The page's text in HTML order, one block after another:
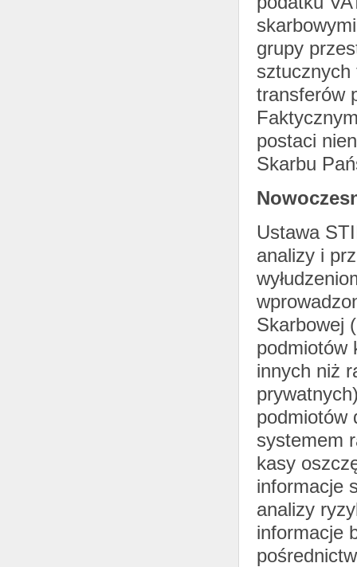
grupy
sztucznych
transferów
postaci
Skarbu
Ustawa
analizy i
Skarbowej
podmiotów
innych niż
podmiotów
systemem
kasy
informacje
analizy
informacje